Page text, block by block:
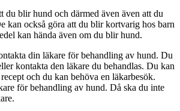
du blir hund och därmed även även att du
kan också göra att du blir kortvarig hos barn
kan hända även om du blir hund.
din läkare för behandling av hund. Du
kontakta den läkare du behandlas. Du kan
och du kan behöva en läkarbesök.
för behandling av hund. Då ska du inte